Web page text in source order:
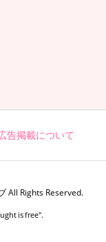
告掲載について
All Rights Reserved.
is free".